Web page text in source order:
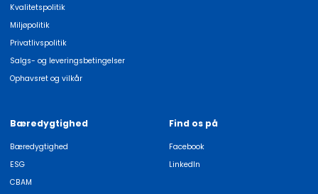
Kvalitetspolitik
Miljøpolitik
Privatlivspolitik
Salgs- og leveringsbetingelser
Ophavsret og vilkår
Bæredygtighed
Bæredygtighed
ESG
CBAM
Find os på
Facebook
LinkedIn